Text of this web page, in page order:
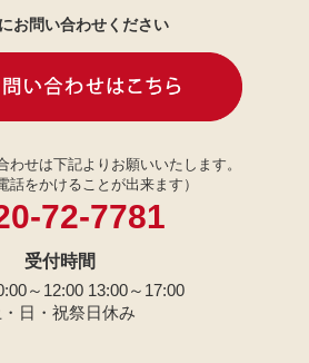
お問い合わせください
わせは下記よりお願いいたします。
話をかけることが出来ます）
72-7781
受付時間
～12:00 13:00～17:00
日・祝祭日休み